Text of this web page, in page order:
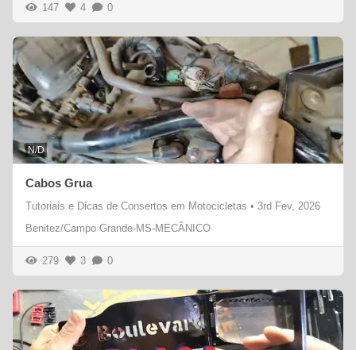
147 4 0
N/D
Cabos Grua
Tutoriais e Dicas de Consertos em Motocicletas • 3rd Fev, 2026
Benitez/Campo Grande-MS-MECÂNICO
279 3 0